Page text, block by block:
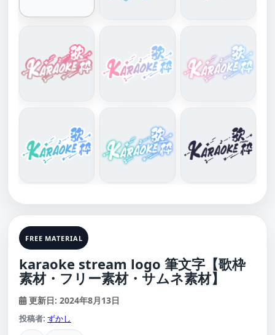
FREE MATERIAL
karaoke stream logo 筆文字【歌枠
素材・フリー素材・サムネ素材】
更新日: 2024年8月13日
投稿者: ずかし